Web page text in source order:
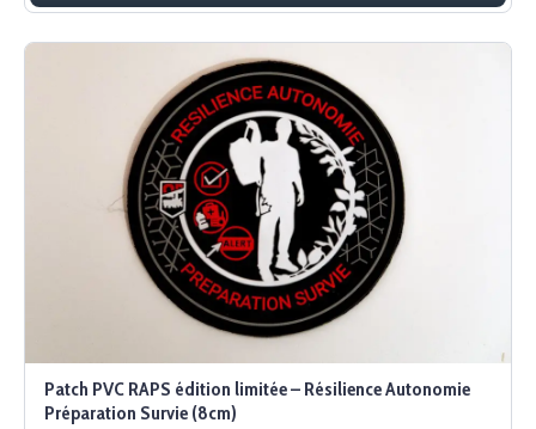
Patch PVC RAPS édition limitée – Résilience Autonomie
Préparation Survie (8cm)